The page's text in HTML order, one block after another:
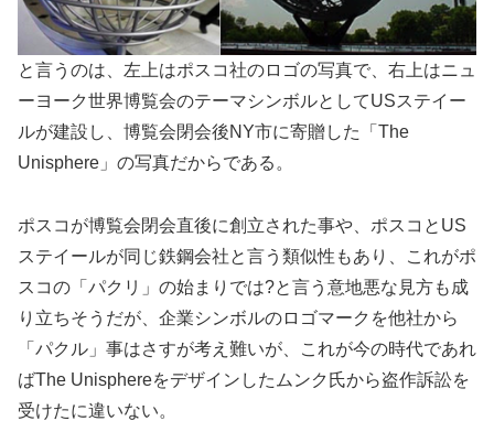
と言うのは、左上はポスコ社のロゴの写真で、右上はニュ
ーヨーク世界博覧会のテーマシンボルとしてUSステイー
ルが建設し、博覧会閉会後NY市に寄贈した「The
Unisphere」の写真だからである。
ポスコが博覧会閉会直後に創立された事や、ポスコとUS
ステイールが同じ鉄鋼会社と言う類似性もあり、これがポ
スコの「パクリ」の始まりでは?と言う意地悪な見方も成
り立ちそうだが、企業シンボルのロゴマークを他社から
「パクル」事はさすが考え難いが、これが今の時代であれ
ばThe Unisphereをデザインしたムンク氏から盗作訴訟を
受けたに違いない。